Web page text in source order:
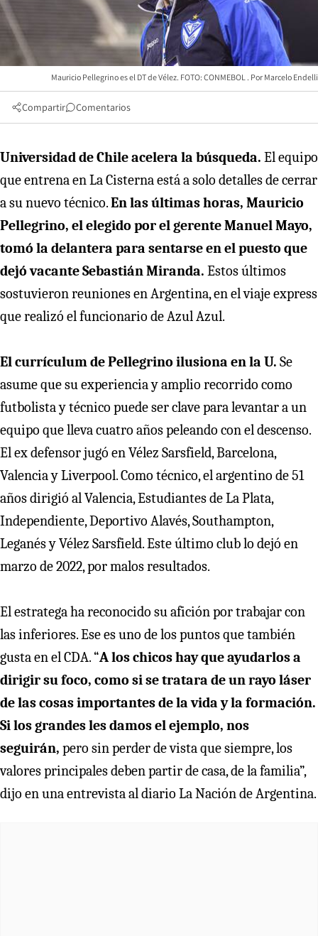
Mauricio Pellegrino es el DT de Vélez. FOTO: CONMEBOL Marcelo Endelli
Compartir Comentarios
Universidad de Chile acelera la búsqueda. El equipo
que entrena en La Cisterna está a solo detalles de cerrar
a su nuevo técnico.En las últimas horas, Mauricio
Pellegrino, el elegido por el gerente Manuel Mayo,
tomó la delantera para sentarse en el puesto que
dejó vacante Sebastián Miranda. Estos últimos
sostuvieron reuniones en Argentina, en el viaje express
que realizó el funcionario de Azul Azul.
El currículum de Pellegrino ilusiona en la U. Se
asume que su experiencia y amplio recorrido como
futbolista y técnico puede ser clave para levantar a un
equipo que lleva cuatro años peleando con el descenso.
El ex defensor jugó en Vélez Sarsfield, Barcelona,
Valencia y Liverpool. Como técnico, el argentino de 51
años dirigió al Valencia, Estudiantes de La Plata,
Independiente, Deportivo Alavés, Southampton,
Leganés y Vélez Sarsfield. Este último club lo dejó en
marzo de 2022, por malos resultados.
El estratega ha reconocido su afición por trabajar con
las inferiores. Ese es uno de los puntos que también
gusta en el CDA. “A los chicos hay que ayudarlos a
dirigir su foco, como si se tratara de un rayo láser
de las cosas importantes de la vida y la formación.
Si los grandes les damos el ejemplo, nos
seguirán, pero sin perder de vista que siempre, los
valores principales deben partir de casa, de la familia”,
dijo en una entrevista al diario La Nación de Argentina.